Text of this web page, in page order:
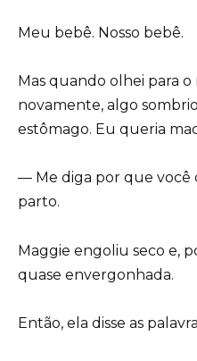
Meu bebê. Nosso bebê.
Mas quando olhei para
novamente, algo
estômago. Eu queria
— Me diga por que você
parto.
Maggie engoliu seco e,
quase envergonhada.
Então, ela disse as